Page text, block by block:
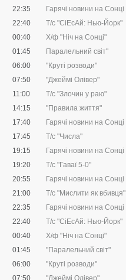
22:35
Гарячі новини на Сонці
22:40
Т/с "CіЕсАй: Нью-Йорк"
00:40
Х/ф "Ніч на Сонці"
01:45
Паралельний світ"
06:00
"Круті розводи"
07:50
"Джеймі Олівер"
11:00
Т/с "Злочин у раю"
14:15
"Правила життя"
17:40
Гарячі новини на Сонці
17:45
Т/с "Числа"
19:15
Гарячі новини на Сонці
19:20
Т/с "Гаваї 5-0"
20:55
Гарячі новини на Сонці
21:00
Т/с "Мислити як вбивця"
22:35
Гарячі новини на Сонці
22:40
Т/с "CіЕсАй: Нью-Йорк"
00:40
Х/ф "Ніч на Сонці"
01:45
"Паралельний світ"
06:00
"Круті розводи"